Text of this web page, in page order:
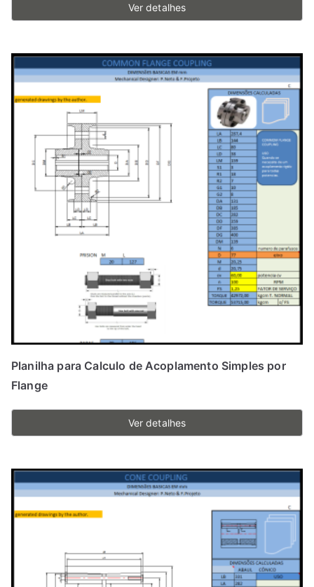
Ver detalhes
Planilha para Calculo de Acoplamento Simples por
Flange
Ver detalhes